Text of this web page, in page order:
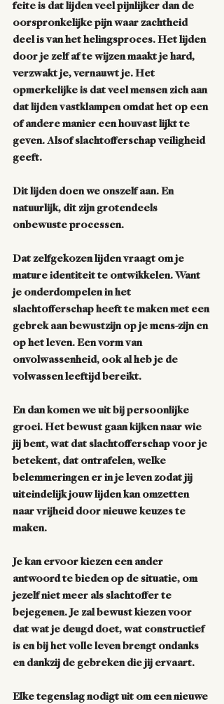
feite is dat lijden veel pijnlijker dan de
oorspronkelijke pijn waar zachtheid
deel is van het helingsproces. Het lijden
door je zelf af te wijzen maakt je hard,
verzwakt je, vernauwt je. Het
opmerkelijke is dat veel mensen zich aan
dat lijden vastklampen omdat het op een
of andere manier een houvast lijkt te
geven. Alsof slachtofferschap veiligheid
geeft.
Dit lijden doen we onszelf aan. En
natuurlijk, dit zijn grotendeels
onbewuste processen.
Dat zelfgekozen lijden vraagt om je
mature identiteit te ontwikkelen. Want
je onderdompelen in het
slachtofferschap heeft te maken met een
gebrek aan bewustzijn op je mens-zijn en
op het leven. Een vorm van
onvolwassenheid, ook al heb je de
volwassen leeftijd bereikt.
En dan komen we uit bij persoonlijke
groei. Het bewust gaan kijken naar wie
jij bent, wat dat slachtofferschap voor je
betekent, dat ontrafelen, welke
belemmeringen er in je leven zodat jij
uiteindelijk jouw lijden kan omzetten
naar vrijheid door nieuwe keuzes te
maken.
Je kan ervoor kiezen een ander
antwoord te bieden op de situatie, om
jezelf niet meer als slachtoffer te
bejegenen. Je zal bewust kiezen voor
dat wat je deugd doet, wat constructief
is en bij het volle leven brengt ondanks
en dankzij de gebreken die jij ervaart.
Elke tegenslag nodigt uit om een nieuwe